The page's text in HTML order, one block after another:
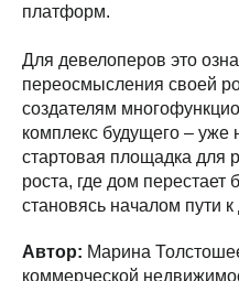
платформ.
Для девелоперов это
переосмысления своей
создателям
комплекс будущего –
стартовая площадка для
роста, где дом перестает
становясь началом пути
Автор: Марина
коммерческой